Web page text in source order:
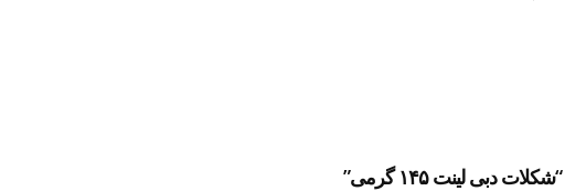
دبی لینت ۱۴۵ گرمی”